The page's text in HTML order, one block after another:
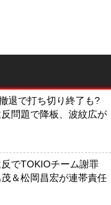
退で打ち切り終了も?
問題で降板、波紋広が
でTOKIOチーム謝罪
＆松岡昌宏が連帯責任